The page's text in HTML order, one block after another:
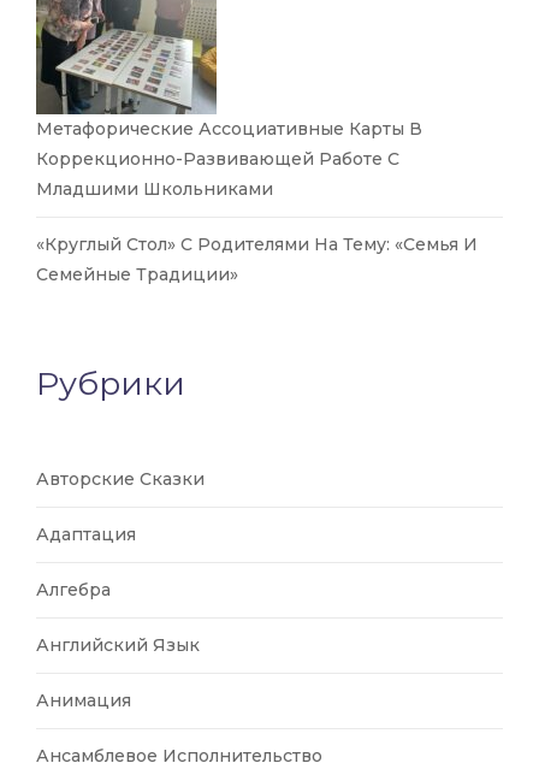
Метафорические Ассоциативные Карты В
Коррекционно-Развивающей Работе С
Младшими Школьниками
«Круглый Стол» С Родителями На Тему: «Семья И
Семейные Традиции»
Рубрики
Авторские Сказки
Адаптация
Алгебра
Английский Язык
Анимация
Ансамблевое Исполнительство